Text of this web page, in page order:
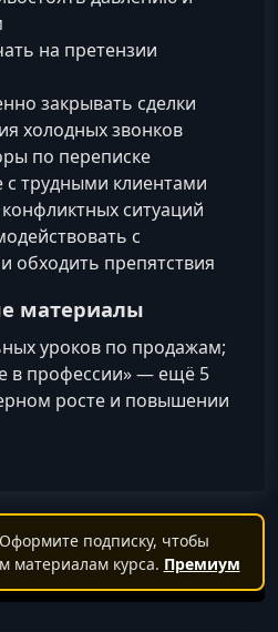
на претензии
закрывать сделки
холодных звонков
по переписке
трудными клиентами
ситуаций
с
обходить препятствия
материалы
уроков по продажам;
в профессии» — ещё 5
росте и повышении
подписку, чтобы
материалам курса. Премиум